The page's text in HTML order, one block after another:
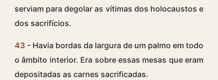
serviam para degolar as vítimas dos holocaustos e
dos sacrifícios.
43 - Havia bordas da largura de um palmo em todo
o âmbito interior. Era sobre essas mesas que eram
depositadas as carnes sacrificadas.